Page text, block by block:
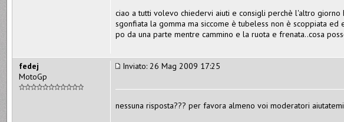
ciao a tutti volevo chiedervi aiuti e consigli perchè l'altro
sgonfiata la gomma ma siccome è tubeless non è scoppiata
po da una parte mentre cammino e la ruota e frenata..cosa
Inviato: 26 Mag 2009 17:25
nessuna risposta??? per favora almeno voi moderatori
fedej
MotoGp